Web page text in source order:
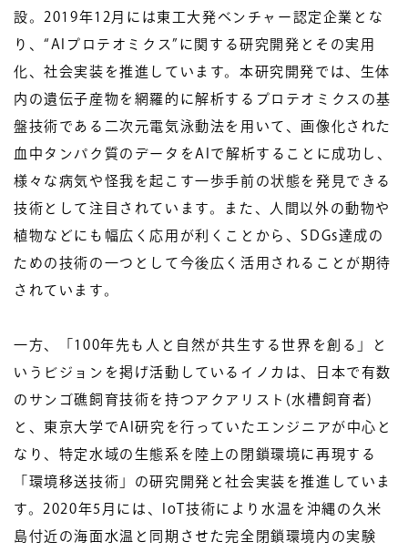
設。2019年12月には東工大発ベンチャー認定企業とな
り、“AIプロテオミクス”に関する研究開発とその実用
化、社会実装を推進しています。本研究開発では、生体
内の遺伝子産物を網羅的に解析するプロテオミクスの基
盤技術である二次元電気泳動法を用いて、画像化された
血中タンパク質のデータをAIで解析することに成功し、
様々な病気や怪我を起こす一歩手前の状態を発見できる
技術として注目されています。また、人間以外の動物や
植物などにも幅広く応用が利くことから、SDGs達成の
ための技術の一つとして今後広く活用されることが期待
されています。
一方、「100年先も人と自然が共生する世界を創る」と
いうビジョンを掲げ活動しているイノカは、日本で有数
のサンゴ礁飼育技術を持つアクアリスト(水槽飼育者)
と、東京大学でAI研究を行っていたエンジニアが中心と
なり、特定水域の生態系を陸上の閉鎖環境に再現する
「環境移送技術」の研究開発と社会実装を推進していま
す。2020年5月には、IoT技術により水温を沖縄の久米
島付近の海面水温と同期させた完全閉鎖環境内の実験